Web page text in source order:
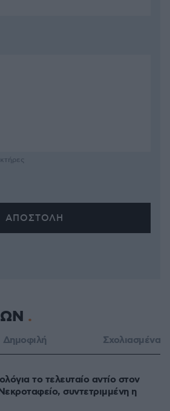
Δημοφιλή Σχολιασμένα
το τελευταίο αντίο στον
συντετριμμένη η